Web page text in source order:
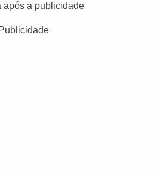
após a publicidade
Publicidade